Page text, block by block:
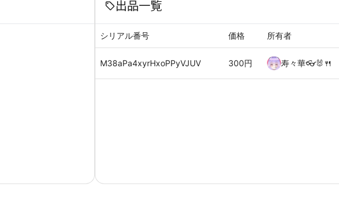
出品一覧
シリアル番号 価格 所有者
M38aPa4xyrHxoPPyVJUV 300円 寿々華👓🐰🍴